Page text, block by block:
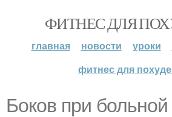
ФИТНЕС ДЛЯ
главная новости уроки
фитнес для
Боков при больной